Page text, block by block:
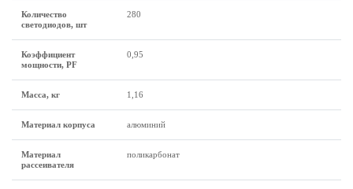
Количество
светодиодов, шт
280
Коэффициент
мощности, PF
0,95
Масса, кг 1,16
Материал корпуса алюминий
Материал
рассеивателя
поликарбонат